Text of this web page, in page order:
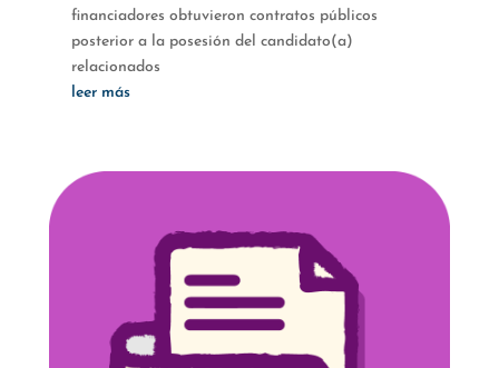
financiadores obtuvieron contratos públicos
posterior a la posesión del candidato(a)
relacionados
leer más